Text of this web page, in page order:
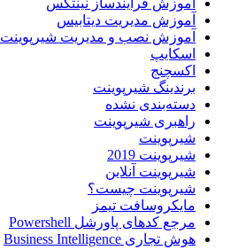
آموزش مدیریت دیتابیس
آموزش نصب و مدیریت شیرپوینت
اسکایپ
اکسچنج
برندینگ شیرپوینت
دسته‌بندی نشده
راهبری شیرپوینت
شیرپوینت
شیرپوینت 2019
شیرپوینت آنلاین
شیرپوینت چیست؟
مایکروسافت تیمز
مرجع کدهای پاورشل Powershell
هوش تجاری Business Intelligence